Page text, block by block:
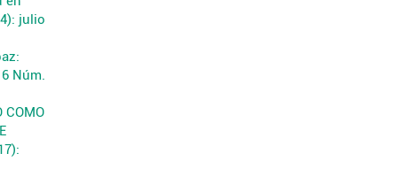
julio
Núm.
COMO